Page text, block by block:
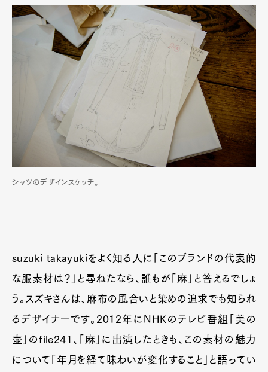
シャツのデザインスケッチ。
suzuki takayukiをよく知る人に「このブランドの代表的
な服素材は？」と尋ねたなら、誰もが「麻」と答えるでしょ
う。スズキさんは、麻布の風合いと染めの追求でも知られ
るデザイナーです。2012年にNHKのテレビ番組「美の
壺」のfile241、「麻」に出演したときも、この素材の魅力
について「年月を経て味わいが変化すること」と語ってい